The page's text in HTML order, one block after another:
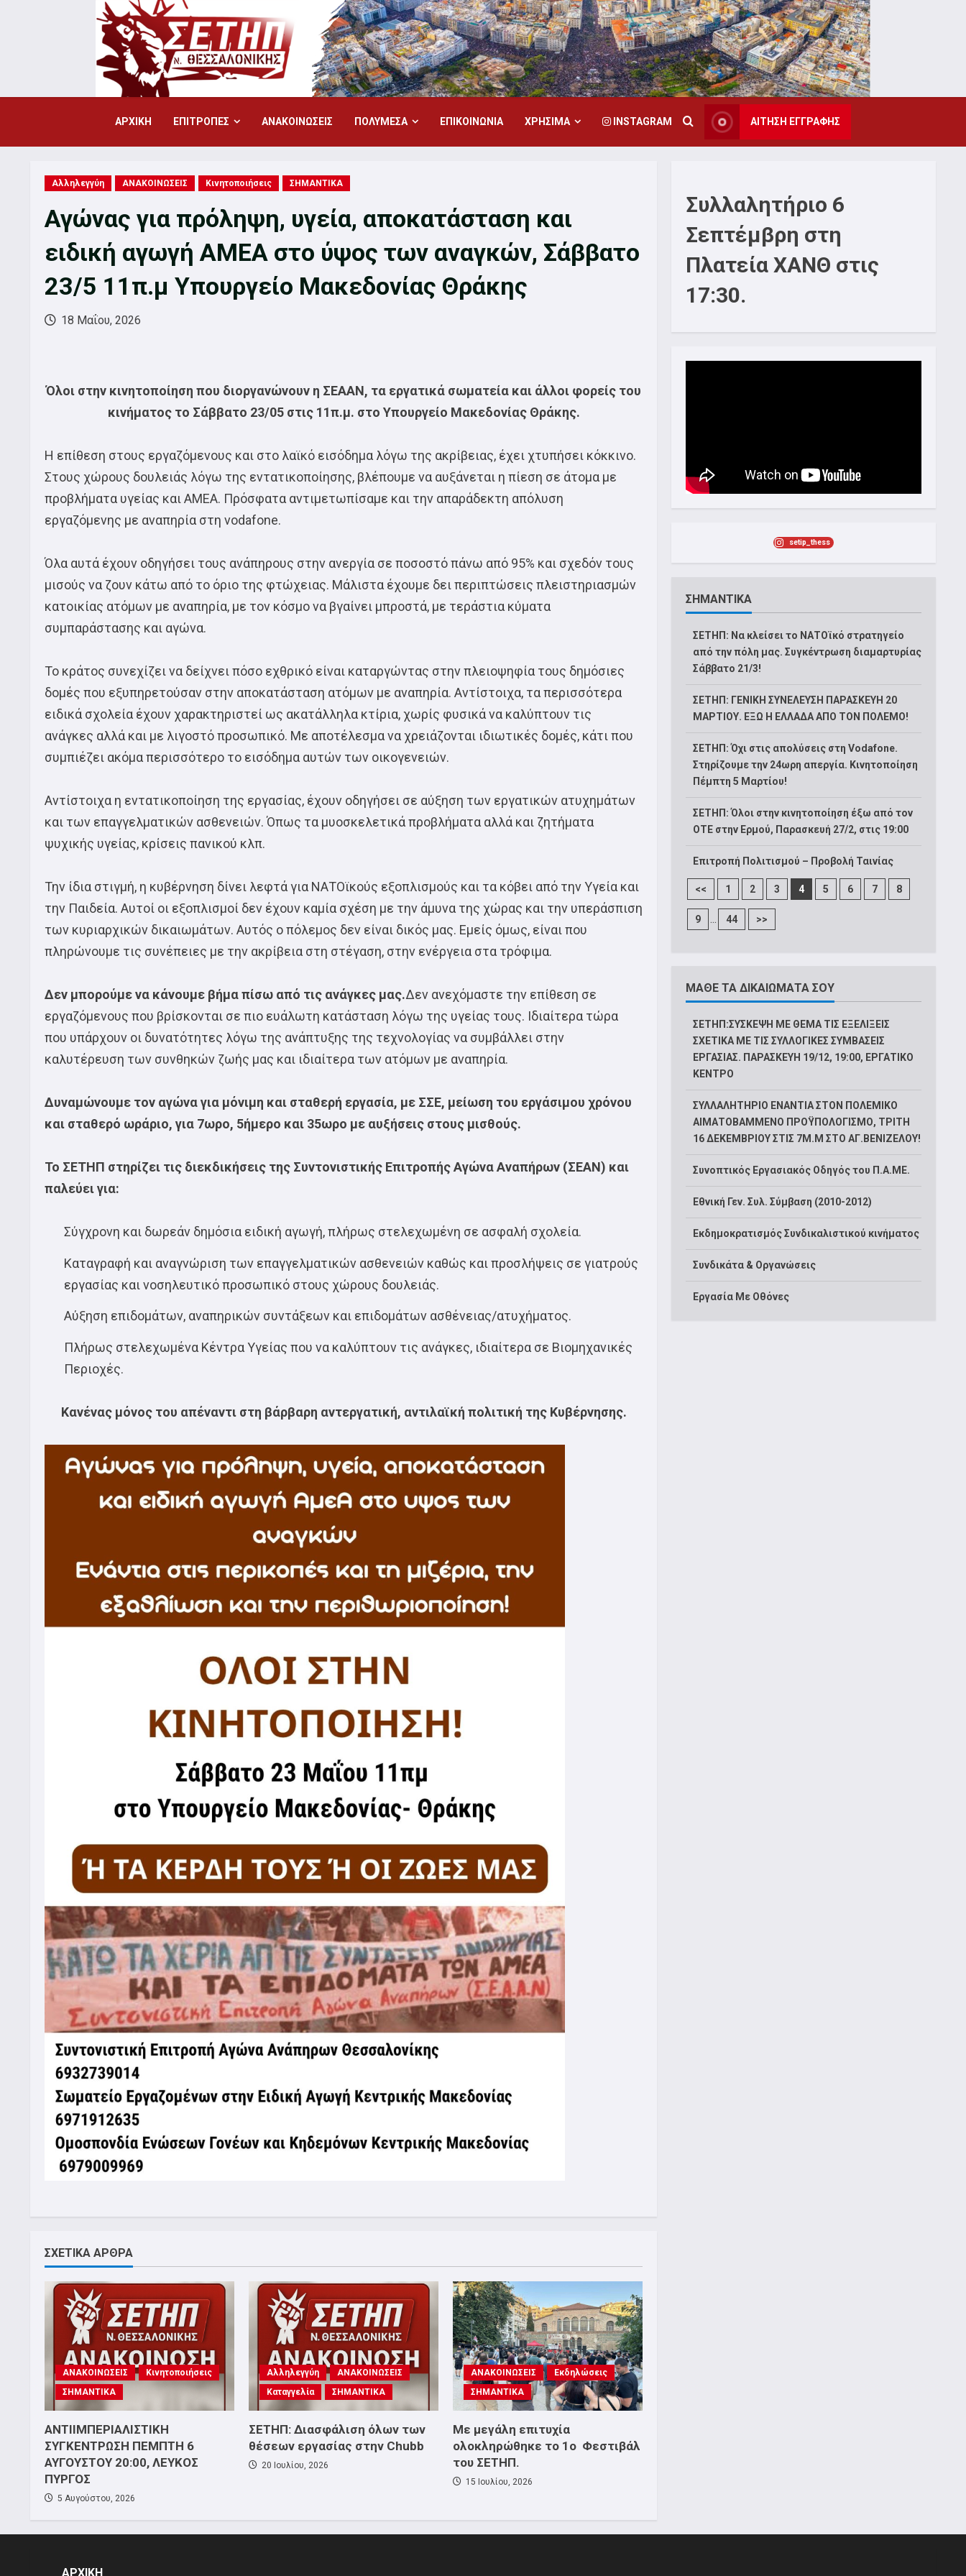
ΑΡΧΙΚΗ ΕΠΙΤΡΟΠΕΣ ΑΝΑΚΟΙΝΩΣΕΙΣ ΠΟΛΥΜΕΣΑ ΕΠΙΚΟΙΝΩΝΙΑ ΧΡΗΣΙΜΑ INSTAGRAM ΑΙΤΗΣΗ ΕΓΓΡΑΦΗΣ
Αλληλεγγύη ΑΝΑΚΟΙΝΩΣΕΙΣ Κινητοποιήσεις ΣΗΜΑΝΤΙΚΑ
Αγώνας για πρόληψη, υγεία, αποκατάσταση και
ειδική αγωγή ΑΜΕΑ στο ύψος των αναγκών, Σάββατο
23/5 11π.μ Υπουργείο Μακεδονίας Θράκης
18 Μαΐου, 2026
Όλοι στην κινητοποίηση που διοργανώνουν η ΣΕΑΑΝ, τα εργατικά σωματεία και άλλοι φορείς του
κινήματος το Σάββατο 23/05 στις 11π.μ. στο Υπουργείο Μακεδονίας Θράκης.
Η επίθεση στους εργαζόμενους και στο λαϊκό εισόδημα λόγω της ακρίβειας, έχει χτυπήσει κόκκινο.
Στους χώρους δουλειάς λόγω της εντατικοποίησης, βλέπουμε να αυξάνεται η πίεση σε άτομα με
προβλήματα υγείας και ΑΜΕΑ. Πρόσφατα αντιμετωπίσαμε και την απαράδεκτη απόλυση
εργαζόμενης με αναπηρία στη vodafone.
Όλα αυτά έχουν οδηγήσει τους ανάπηρους στην ανεργία σε ποσοστό πάνω από 95% και σχεδόν τους
μισούς να ζουν κάτω από το όριο της φτώχειας. Μάλιστα έχουμε δει περιπτώσεις πλειστηριασμών
κατοικίας ατόμων με αναπηρία, με τον κόσμο να βγαίνει μπροστά, με τεράστια κύματα
συμπαράστασης και αγώνα.
Το κράτος συνεχίζει να δείχνει πόσο εχθρικό είναι καταργώντας στην πλειοψηφία τους δημόσιες
δομές που εξυπηρετούσαν στην αποκατάσταση ατόμων με αναπηρία. Αντίστοιχα, τα περισσότερα
ειδικά σχολεία έχουν χαρακτηριστεί ως ακατάλληλα κτίρια, χωρίς φυσικά να καλύπτουν τις
ανάγκες αλλά και με λιγοστό προσωπικό. Με αποτέλεσμα να χρειάζονται ιδιωτικές δομές, κάτι που
συμπιέζει ακόμα περισσότερο το εισόδημα αυτών των οικογενειών.
Αντίστοιχα η εντατικοποίηση της εργασίας, έχουν οδηγήσει σε αύξηση των εργατικών ατυχημάτων
και των επαγγελματικών ασθενειών. Όπως τα μυοσκελετικά προβλήματα αλλά και ζητήματα
ψυχικής υγείας, κρίσεις πανικού κλπ.
Την ίδια στιγμή, η κυβέρνηση δίνει λεφτά για ΝΑΤΟϊκούς εξοπλισμούς και τα κόβει από την Υγεία και
την Παιδεία. Αυτοί οι εξοπλισμοί δεν έχουν καμία σχέση με την άμυνα της χώρας και την υπεράσπιση
των κυριαρχικών δικαιωμάτων. Αυτός ο πόλεμος δεν είναι δικός μας. Εμείς όμως, είναι που
πληρώνουμε τις συνέπειες με την ακρίβεια στη στέγαση, στην ενέργεια στα τρόφιμα.
Δεν μπορούμε να κάνουμε βήμα πίσω από τις ανάγκες μας.Δεν ανεχόμαστε την επίθεση σε
εργαζόμενους που βρίσκονται σε πιο ευάλωτη κατάσταση λόγω της υγείας τους. Ιδιαίτερα τώρα
που υπάρχουν οι δυνατότητες λόγω της ανάπτυξης της τεχνολογίας να συμβάλλει στην
καλυτέρευση των συνθηκών ζωής μας και ιδιαίτερα των ατόμων με αναπηρία.
Δυναμώνουμε τον αγώνα για μόνιμη και σταθερή εργασία, με ΣΣΕ, μείωση του εργάσιμου χρόνου
και σταθερό ωράριο, για 7ωρο, 5ήμερο και 35ωρο με αυξήσεις στους μισθούς.
Το ΣΕΤΗΠ στηρίζει τις διεκδικήσεις της Συντονιστικής Επιτροπής Αγώνα Αναπήρων (ΣΕΑΝ) και
παλεύει για:
Σύγχρονη και δωρεάν δημόσια ειδική αγωγή, πλήρως στελεχωμένη σε ασφαλή σχολεία.
Καταγραφή και αναγνώριση των επαγγελματικών ασθενειών καθώς και προσλήψεις σε γιατρούς
εργασίας και νοσηλευτικό προσωπικό στους χώρους δουλειάς.
Αύξηση επιδομάτων, αναπηρικών συντάξεων και επιδομάτων ασθένειας/ατυχήματος.
Πλήρως στελεχωμένα Κέντρα Υγείας που να καλύπτουν τις ανάγκες, ιδιαίτερα σε Βιομηχανικές
Περιοχές.
Κανένας μόνος του απέναντι στη βάρβαρη αντεργατική, αντιλαϊκή πολιτική της Κυβέρνησης.
ΣΧΕΤΙΚΑ ΑΡΘΡΑ
ΑΝΑΚΟΙΝΩΣΕΙΣ
Κινητοποιήσεις
ΣΗΜΑΝΤΙΚΑ
ΑΝΤΙΙΜΠΕΡΙΑΛΙΣΤΙΚΗ
ΣΥΓΚΕΝΤΡΩΣΗ ΠΕΜΠΤΗ 6
ΑΥΓΟΥΣΤΟΥ 20:00, ΛΕΥΚΟΣ
ΠΥΡΓΟΣ
5 Αυγούστου, 2026
Αλληλεγγύη
ΑΝΑΚΟΙΝΩΣΕΙΣ
Καταγγελία
ΣΗΜΑΝΤΙΚΑ
ΣΕΤΗΠ: Διασφάλιση όλων των
θέσεων εργασίας στην Chubb
20 Ιουλίου, 2026
ΑΝΑΚΟΙΝΩΣΕΙΣ
Εκδηλώσεις
ΣΗΜΑΝΤΙΚΑ
Με μεγάλη επιτυχία
ολοκληρώθηκε το 1ο Φεστιβάλ
του ΣΕΤΗΠ.
15 Ιουλίου, 2026
Συλλαλητήριο 6
Σεπτέμβρη στη
Πλατεία ΧΑΝΘ στις
17:30.
setip_thess
ΣΗΜΑΝΤΙΚΑ
ΣΕΤΗΠ: Να κλείσει το ΝΑΤΟϊκό στρατηγείο
από την πόλη μας. Συγκέντρωση διαμαρτυρίας
Σάββατο 21/3!
ΣΕΤΗΠ: ΓΕΝΙΚΗ ΣΥΝΕΛΕΥΣΗ ΠΑΡΑΣΚΕΥΗ 20
ΜΑΡΤΙΟΥ. ΕΞΩ Η ΕΛΛΑΔΑ ΑΠΟ ΤΟΝ ΠΟΛΕΜΟ!
ΣΕΤΗΠ: Όχι στις απολύσεις στη Vodafone.
Στηρίζουμε την 24ωρη απεργία. Κινητοποίηση
Πέμπτη 5 Μαρτίου!
ΣΕΤΗΠ: Όλοι στην κινητοποίηση έξω από τον
ΟΤΕ στην Ερμού, Παρασκευή 27/2, στις 19:00
Επιτροπή Πολιτισμού – Προβολή Ταινίας
<< 1 2 3 4 5 6 7 8
9 44 >>
ΜΑΘΕ ΤΑ ΔΙΚΑΙΩΜΑΤΑ ΣΟΥ
ΣΕΤΗΠ:ΣΥΣΚΕΨΗ ΜΕ ΘΕΜΑ ΤΙΣ ΕΞΕΛΙΞΕΙΣ
ΣΧΕΤΙΚΑ ΜΕ ΤΙΣ ΣΥΛΛΟΓΙΚΕΣ ΣΥΜΒΑΣΕΙΣ
ΕΡΓΑΣΙΑΣ. ΠΑΡΑΣΚΕΥΗ 19/12, 19:00, ΕΡΓΑΤΙΚΟ
ΚΕΝΤΡΟ
ΣΥΛΛΑΛΗΤΗΡΙΟ ΕΝΑΝΤΙΑ ΣΤΟΝ ΠΟΛΕΜΙΚΟ
ΑΙΜΑΤΟΒΑΜΜΕΝΟ ΠΡΟΫΠΟΛΟΓΙΣΜΟ, ΤΡΙΤΗ
16 ΔΕΚΕΜΒΡΙΟΥ ΣΤΙΣ 7Μ.Μ ΣΤΟ ΑΓ.ΒΕΝΙΖΕΛΟΥ!
Συνοπτικός Εργασιακός Οδηγός του Π.Α.ΜΕ.
Εθνική Γεν. Συλ. Σύμβαση (2010-2012)
Εκδημοκρατισμός Συνδικαλιστικού κινήματος
Συνδικάτα & Οργανώσεις
Εργασία Με Οθόνες
ΑΡΧΙΚΗ